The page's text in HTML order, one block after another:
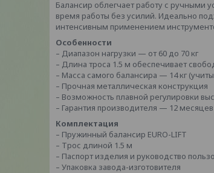
Балансир облегчает работу с ручными
время работы без усилий. Идеально
интенсивным применением
Особенности
– Диапазон нагрузки — от 60 до 70 кг
– Длина троса 1.5 м обеспечивает
– Масса самого балансира — 14 кг
– Прочная металлическая конструкция
– Возможность плавной регулировки
– Гарантия производителя — 12 месяцев
Комплектация
– Пружинный балансир EURO-LIFT
– Трос длиной 1.5 м
– Паспорт изделия и руководство
– Упаковка завода-изготовителя